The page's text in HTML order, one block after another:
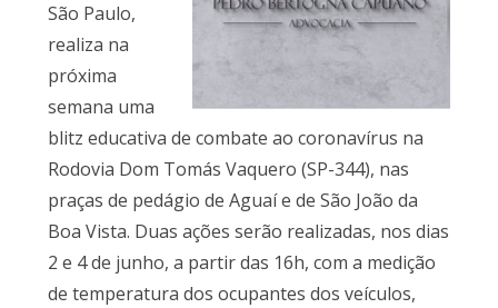
São Paulo,
realiza na
próxima
semana uma
blitz educativa de combate ao coronavírus na
Rodovia Dom Tomás Vaquero (SP-344), nas
praças de pedágio de Aguaí e de São João da
Boa Vista. Duas ações serão realizadas, nos dias
2 e 4 de junho, a partir das 16h, com a medição
de temperatura dos ocupantes dos veículos,